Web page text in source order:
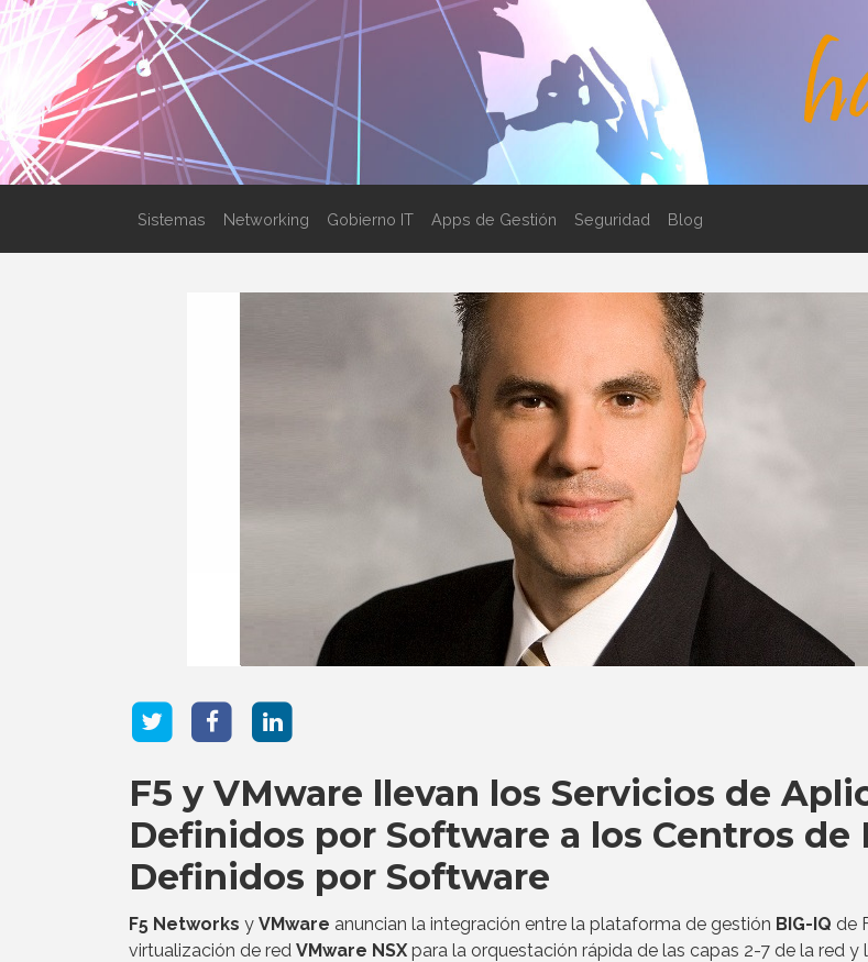
Sistemas Networking Gobierno IT Apps de Gestión Seguridad Blog
F5 y VMware llevan los Servicios de
Definidos por Software a los Centros de
Definidos por Software
F5 Networks y VMware anuncian la integración entre la plataforma de gestión BIG-IQ de
virtualización de red VMware NSX para la orquestación rápida de las capas 2-7 de la red y